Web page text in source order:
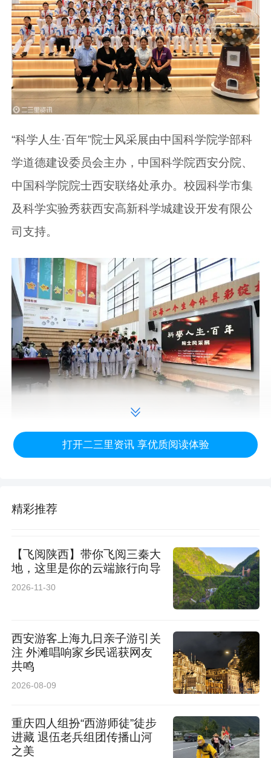
“科学人生·百年”院士风采展由中国科学院学部科
学道德建设委员会主办，中国科学院西安分院、
中国科学院院士西安联络处承办。校园科学市集
及科学实验秀获西安高新科学城建设开发有限公
司支持。
院士风采展通过图文形式，展示了于敏、谷超豪
协同、育人精神，是建设科技强国的宝贵财富。
学生表示，要以院士为榜样，学习潜心钻研、求
真务实、心怀家国、勇攀高峰的责任与担当。
打开二三里资讯 享优质阅读体验
精彩推荐
【飞阅陕西】带你飞阅三秦大
地，这里是你的云端旅行向导
2026-11-30
西安游客上海九日亲子游引关
注 外滩唱响家乡民谣获网友
共鸣
2026-08-09
重庆四人组扮“西游师徒”徒步
进藏 退伍老兵组团传播山河
之美